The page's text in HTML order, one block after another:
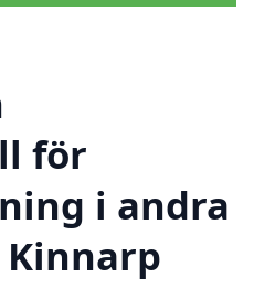
för
i andra